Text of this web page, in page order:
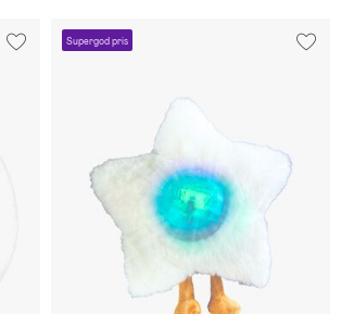
Supergod pris